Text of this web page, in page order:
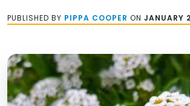
PUBLISHED BY PIPPA COOPER ON JANUARY